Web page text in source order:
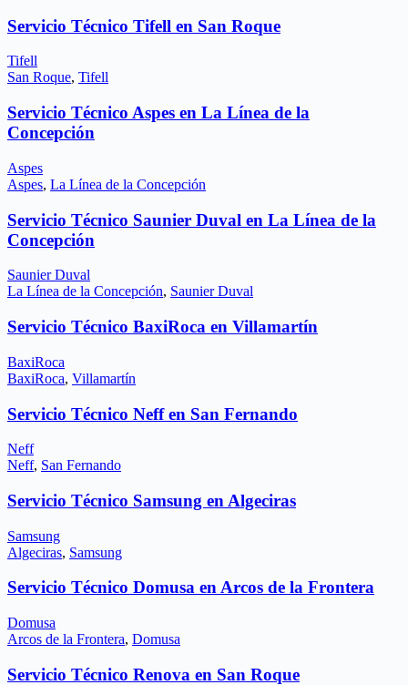
Servicio Técnico Tifell en San Roque
Tifell
San Roque, Tifell
Servicio Técnico Aspes en La Línea de la
Concepción
Aspes
Aspes, La Línea de la Concepción
Servicio Técnico Saunier Duval en La Línea de la
Concepción
Saunier Duval
La Línea de la Concepción, Saunier Duval
Servicio Técnico BaxiRoca en Villamartín
BaxiRoca
BaxiRoca, Villamartín
Servicio Técnico Neff en San Fernando
Neff
Neff, San Fernando
Servicio Técnico Samsung en Algeciras
Samsung
Algeciras, Samsung
Servicio Técnico Domusa en Arcos de la Frontera
Domusa
Arcos de la Frontera, Domusa
Servicio Técnico Renova en San Roque